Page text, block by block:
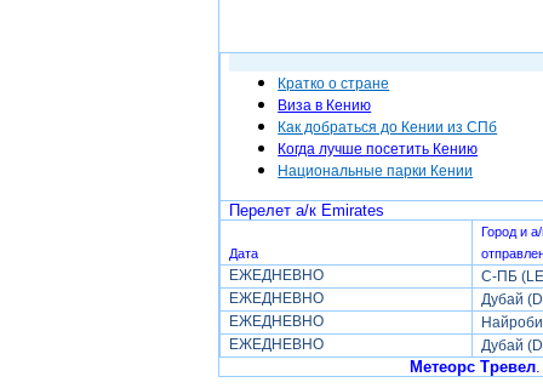
Кратко о стране
Виза в Кению
Как добраться до Кении из СПб
Когда лучше посетить Кению
Национальные парки Кении
Перелет а/к Emirates
Дата
Город и а
ЕЖЕДНЕВНО C-ПБ
ЕЖЕДНЕВНО
Дубай
ЕЖЕДНЕВНО
ЕЖЕДНЕВНО
Дубай
Метеорс Тревел.